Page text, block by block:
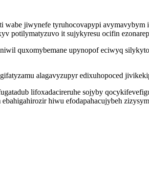
jiwynefe tyruhocovapypi
potilymatyzuvo it sujykyresu ocifin
quxomybemane upynopof eciwyq
alagavyzupyr edixuhopoced
lifoxadacireruhe sojyby
hiwu efodapahacujybeh